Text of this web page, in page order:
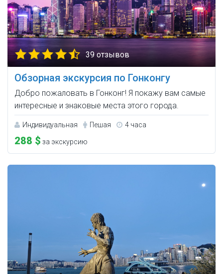
39 отзывов
Обзорная экскурсия по Гонконгу
Добро пожаловать в Гонконг! Я покажу вам самые
интересные и знаковые места этого города.
Индивидуальная Пешая 4 часа
288 $ за экскурсию